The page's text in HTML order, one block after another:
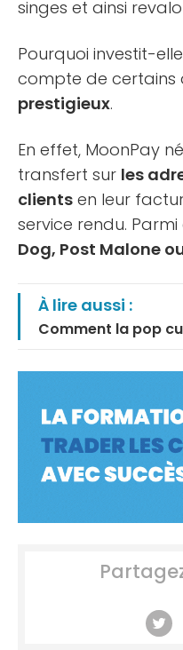
singes et ainsi
Pourquoi investit-
compte de certains
prestigieux.
En effet, MoonPay
transfert sur les
clients en leur
service rendu.
Dog, Post Malone
À lire aussi :
Comment la pop